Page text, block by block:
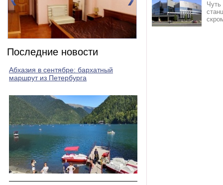
Последние новости
Абхазия в сентябре: бархатный
маршрут из Петербурга
Чуть